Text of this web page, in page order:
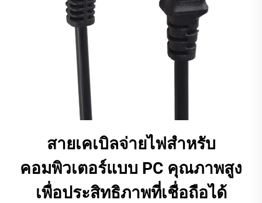
สายเคเบิลจ่ายไฟสำหรับ
คอมพิวเตอร์แบบ PC คุณภาพสูง
เพื่อประสิทธิภาพที่เชื่อถือได้